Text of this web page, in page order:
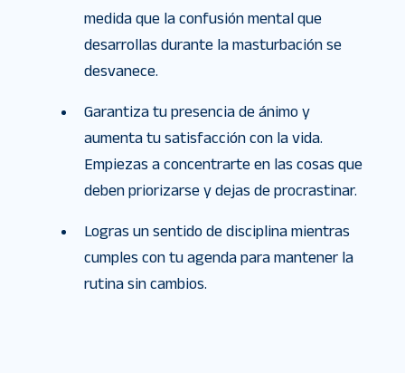
medida que la confusión mental que
desarrollas durante la masturbación se
desvanece.
Garantiza tu presencia de ánimo y
aumenta tu satisfacción con la vida.
Empiezas a concentrarte en las cosas que
deben priorizarse y dejas de procrastinar.
Logras un sentido de disciplina mientras
cumples con tu agenda para mantener la
rutina sin cambios.